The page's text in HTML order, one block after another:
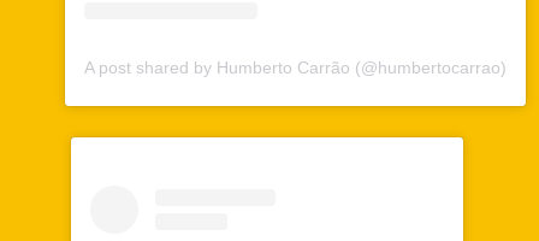
A post shared by Humberto Carrão (@humbertocarrao)